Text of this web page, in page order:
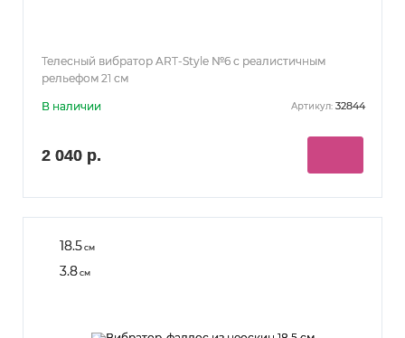
Телесный вибратор ART-Style №6 с реалистичным
рельефом 21 см
В наличии Артикул: 32844
2 040 р.
18.5см
3.8см